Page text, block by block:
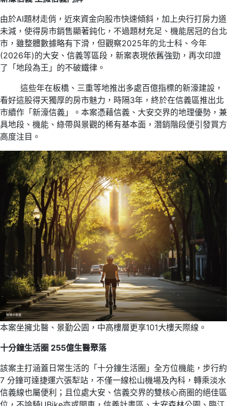
由於AI題材走俏，近來資金向股市快速傾斜，加上央行打房力道
未減，使得房市銷售顯著鈍化，不過題材充足、機能居冠的台北
市，雖整體數據略有下滑，但觀察2025年的北士科、今年
(2026年)的大安、信義等區段，新案表現依舊強勁，再次印證
了「地段為王」的不破鐵律。
這些年在板橋、三重等地推出多處百億指標的新濠建設，
看好這股得天獨厚的房市魅力，時隔3年，終於在信義區推出北
市續作「新濠信義」。本案憑藉信義、大安交界的地理優勢，兼
具地段、機能、綠帶與景觀的稀有基本面，潛銷階段便引發買方
高度注目。
本案坐擁北醫、景勤公園，中高樓層更享101大樓天際線。
十分鐘生活圈 255億生醫聚落
該案主打涵蓋日常生活的「十分鐘生活圈」全方位機能，步行約
7 分鐘可達捷運六張犁站，不僅一線松山機場及內科，轉乘淡水
信義線也屬便利；且位處大安、信義交界的雙核心商圈的絕佳區